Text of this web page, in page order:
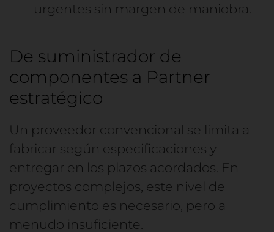
urgentes sin margen de maniobra.
De suministrador de
componentes a Partner
estratégico
Un proveedor convencional se limita a
fabricar según especificaciones y
entregar en los plazos acordados. En
proyectos complejos, este nivel de
cumplimiento es necesario, pero a
menudo insuficiente.